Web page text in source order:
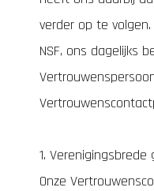
verder op te volgen.
NSF, ons dagelijks
1. Verenigingsbrede
Onze